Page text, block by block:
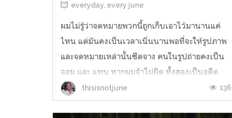
everyday, every june
ผมไม่รู้ว่าจดหมายพวกนี้ถูกเก็บเอาไว้มานานแค่
ไหน แต่มันคงเป็นเวลาเนิ่นนานพอที่จะให้รูปภาพ
และจดหมายเหล่านั้นซีดจาง คนในรูปถ่ายคงเป็น
จอม และ แทน หากผมจำไม่ผิด ทั้งสองเป็นอดีต
เพื่อนร่วมคณะของพวกเรา ทริปฉลองเรียนจบที่
ทะเลระยองเมื่อปี 39 พวกเขาคงถ่ายภาพสองใบนี้ที่
thisisnotjune 136